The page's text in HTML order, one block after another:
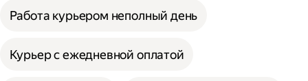
Работа курьером неполный день
Курьер с ежедневной оплатой